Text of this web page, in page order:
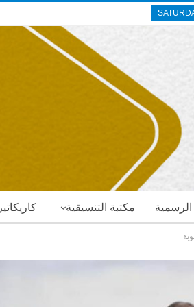
كاريكاتير مكتبة التنسيقية الرسمية